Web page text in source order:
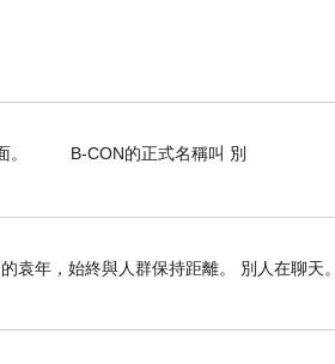
面。 B-CON的正式名稱叫 別
袁年，始終與人群保持距離。 別人在聊天。